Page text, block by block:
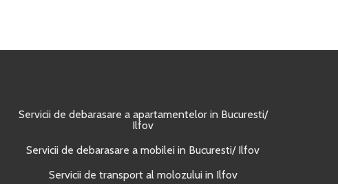
Servicii de debarasare a apartamentelor in Bucuresti/
Ilfov
Servicii de debarasare a mobilei in Bucuresti/ Ilfov
Servicii de transport al molozului in Ilfov